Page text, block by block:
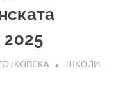
ШКОЛИ